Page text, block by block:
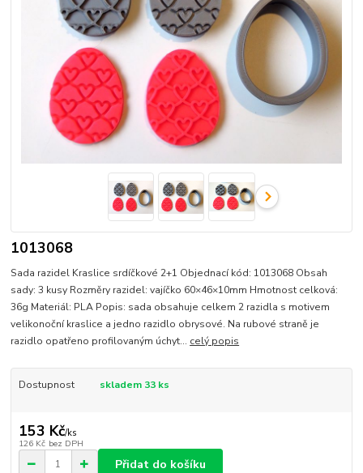
1013068
Sada razidel Kraslice srdíčkové 2+1 Objednací kód: 1013068 Obsah
sady: 3 kusy Rozměry razidel: vajíčko 60×46×10mm Hmotnost celková:
36g Materiál: PLA Popis: sada obsahuje celkem 2 razidla s motivem
velikonoční kraslice a jedno razidlo obrysové. Na rubové straně je
razidlo opatřeno profilovaným úchyt... celý popis
Dostupnost skladem 33 ks
153 Kč/ks
126 Kč bez DPH
Přidat do košíku